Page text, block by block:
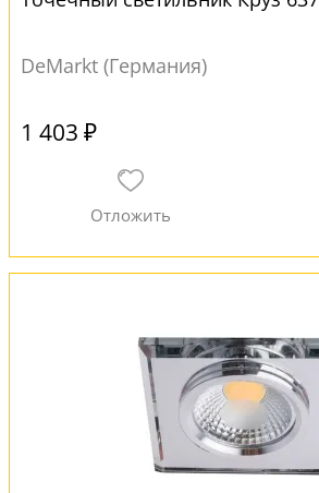
DeMarkt (Германия)
1 403 ₽